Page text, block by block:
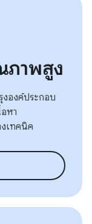
ภาพสูง
งองค์ประกอบ
หา
เทคนิค